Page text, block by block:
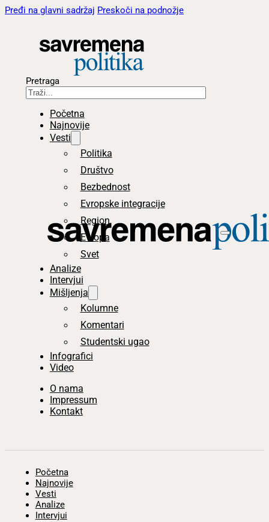
Pređi na glavni sadržaj Preskoči na podnožje
Pretraga
Početna
Najnovije
Vesti
Politika
Društvo
Bezbednost
Evropske integracije
Region
Evropa
Svet
Analize
Intervjui
Mišljenja
Kolumne
Komentari
Studentski ugao
Infografici
Video
O nama
Impressum
Kontakt
Početna
Najnovije
Vesti
Analize
Intervjui